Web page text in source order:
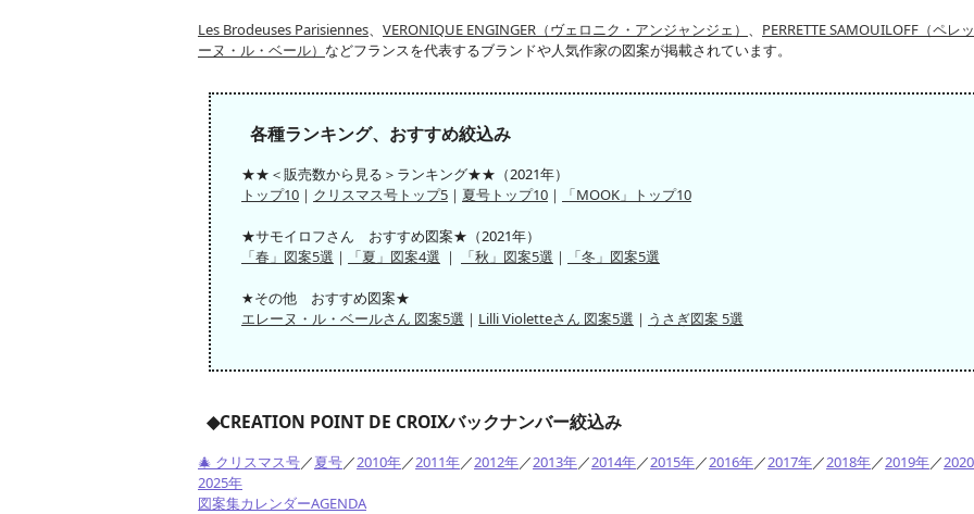
Les Brodeuses Parisiennes、 VERONIQUE ENGINGER（ヴェロニク・アンジャンジェ） 、 PERRETTE SAMOUILOFF（ペレ
ーヌ・ル・ベール） などフランスを代表するブランドや人気作家の図案が掲載されています。
各種ランキング、おすすめ絞込み
★★＜販売数から見る＞ランキング★★（2021年）
トップ10 ｜ クリスマス号トップ5 ｜ 夏号トップ10 ｜ 「MOOK」トップ10
★サモイロフさん おすすめ図案★（2021年）
「春」図案5選 ｜ 「夏」図案4選 ｜ 「秋」図案5選 ｜ 「冬」図案5選
★その他 おすすめ図案★
エレーヌ・ル・ベールさん 図案5選 ｜ Lilli Violetteさん 図案5選 ｜ うさぎ図案 5選
◆CREATION POINT DE CROIXバックナンバー絞込み
🎄 クリスマス号／夏号／2010年／2011年／2012年／2013年／2014年／2015年／2016年／2017年／2018年／2019年／
2025年
図案集カレンダーAGENDA